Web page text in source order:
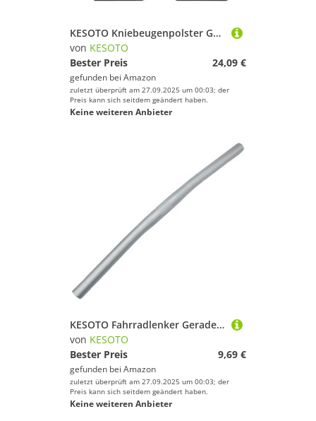
KESOTO Kniebeugenpolster Gewichtheberstange Polsterung Nackenpolster Schulterauflage Trainingszubehör Aus Schaumstoff Zur Entlastung für Männer Und Frauen Be, Schwarz
von KESOTO
Bester Preis
24,09 €
gefunden bei Amazon
zuletzt überprüft am 27.09.2025 um 00:03; der
Preis kann sich seitdem geändert haben.
Keine weiteren Anbieter
KESOTO Fahrradlenker Gerade Fahrradstange Als BMX Lenker Und Zubehörteil mit Moderner Gerader Formgebung für Bequemen Griff für Den Austausch Und Umbau An Rä, Silber
von KESOTO
Bester Preis
9,69 €
gefunden bei Amazon
zuletzt überprüft am 27.09.2025 um 00:03; der
Preis kann sich seitdem geändert haben.
Keine weiteren Anbieter